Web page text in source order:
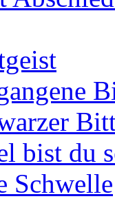
bist du
Schwelle